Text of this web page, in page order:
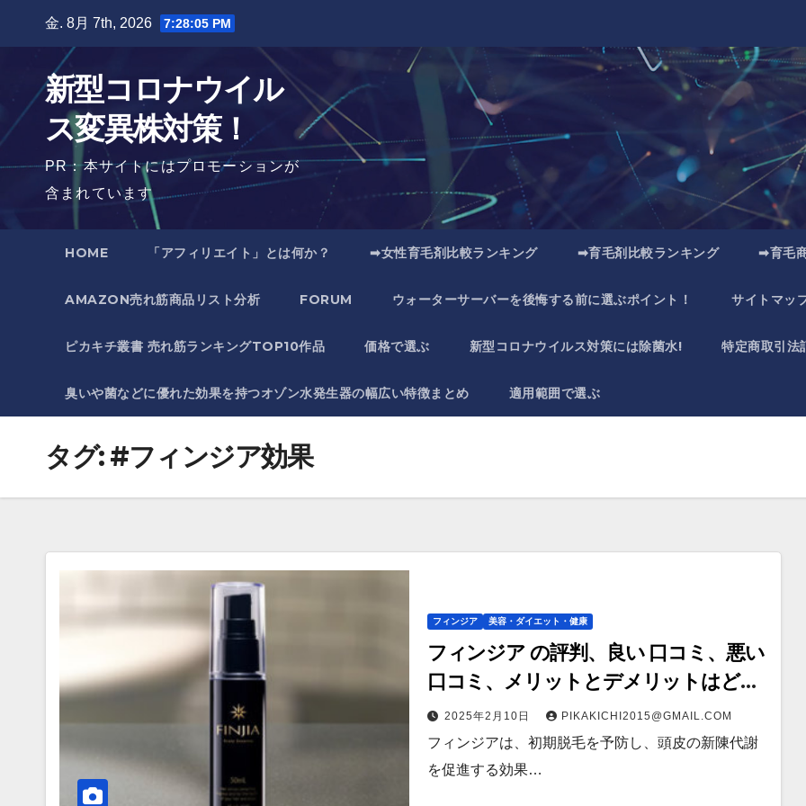
金. 8月 7th, 2026 7:28:07 PM
新型コロナウイル
ス変異株対策！
PR：本サイトにはプロモーションが
含まれています
HOME 「アフィリエイト」とは何か？ ➡女性育毛剤比較ランキング ➡育毛剤比較ランキング ➡育毛
AMAZON売れ筋商品リスト分析 FORUM ウォーターサーバーを後悔する前に選ぶポイント！ サイトマッ
ピカキチ叢書 売れ筋ランキングTOP10作品 価格で選ぶ 新型コロナウイルス対策には除菌水! 特定商取引法
臭いや菌などに優れた効果を持つオゾン水発生器の幅広い特徴まとめ 適用範囲で選ぶ
タグ:#フィンジア効果
フィンジア 美容・ダイエット・健康
フィンジア の評判、良い 口コミ、悪い
口コミ、メリットとデメリットはどう
なの？ 【徹底解説】
2025年2月10日 PIKAKICHI2015@GMAIL.COM
フィンジアは、初期脱毛を予防し、頭皮の新陳代謝
を促進する効果…